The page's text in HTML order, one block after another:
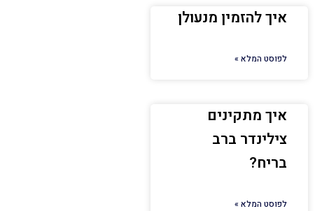
איך להזמין מנעולן
לפוסט המלא »
איך מתקינים
צילינדר ברב
בריח?
לפוסט המלא »